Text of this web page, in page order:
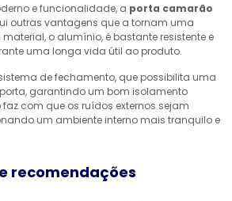
e funcionalidade, a porta camarão
outras vantagens que a tornam uma
o alumínio, é bastante resistente e
uma longa vida útil ao produto.
de fechamento, que possibilita uma
garantindo um bom isolamento
com que os ruídos externos sejam
um ambiente interno mais tranquilo e
recomendações